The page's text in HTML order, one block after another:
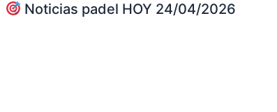
Noticias padel HOY 24/04/2026